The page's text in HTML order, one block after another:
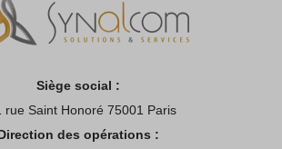
Siège social :
rue Saint Honoré 75001 Paris
des opérations :